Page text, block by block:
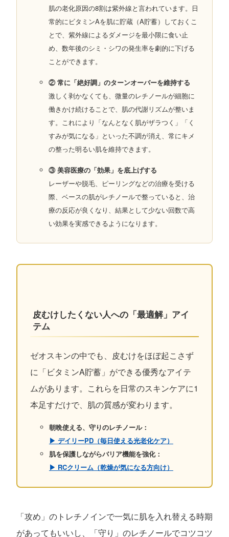
肌の老化原因の8割は紫外線と言われています。日
常的にビタミンAを肌に貯蔵（A貯蓄）しておくこ
とで、紫外線によるダメージを最小限に食い止
め、数年後のシミ・シワの発生率を劇的に下げる
ことができます。
② 常に「絶好調」のターンオーバーを維持する
激しく剥かなくても、微量のレチノールが細胞に
働きかけ続けることで、肌の代謝リズムが整いま
す。これにより「なんとなく肌がザラつく」「く
すみが気になる」といった不調が消え、常にキメ
の整った明るい肌を維持できます。
③ 美容医療の「効果」を底上げする
レーザーや脱毛、ピーリングなどの治療を受ける
際、ベースの肌がレチノールで整っていると、治
療の反応が良くなり、結果として少ない回数で高
い効果を実感できるようになります。
皮むけしたくない人への「最適解」アイ
テム
ゼオスキンの中でも、皮むけをほぼ起こさず
に「ビタミンA貯蓄」ができる優秀なアイテ
ムがあります。これらを日常のスキンケアに1
本足すだけで、肌の質感が変わります。
朝晩使える、守りのレチノール：
▶︎ デイリーPD（毎日使える光老化ケア）
肌を保護しながらバリア機能を強化：
▶︎ RCクリーム（乾燥が気になる方向け）
「攻め」のトレチノインで一気に肌を入れ替える時期
があってもいいし、「守り」のレチノールでコツコツ